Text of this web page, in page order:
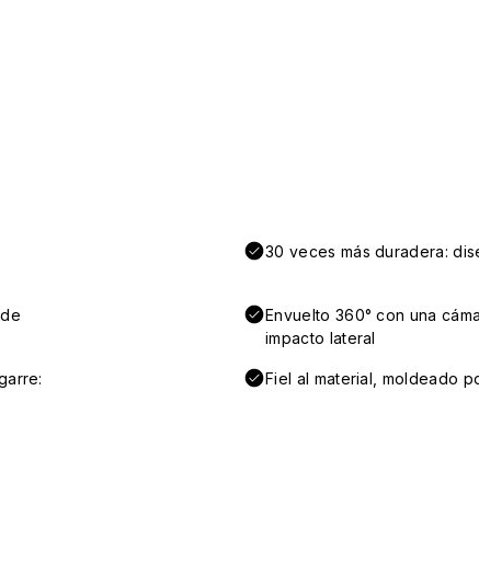
30 veces más duradera:
Envuelto 360° con una
impacto lateral
Fiel al material, moldeado